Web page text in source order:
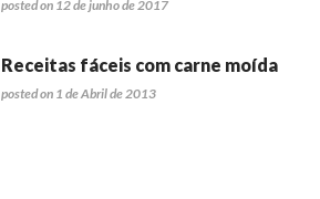
posted on 12 de junho de 2017
Receitas fáceis com carne moída
posted on 1 de Abril de 2013